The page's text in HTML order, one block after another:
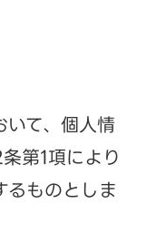
て、個人情
第1項により
るものとしま